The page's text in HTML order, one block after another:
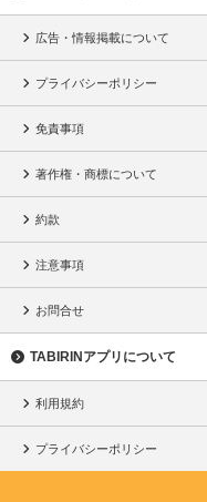
広告・情報掲載について
プライバシーポリシー
免責事項
著作権・商標について
約款
注意事項
お問合せ
TABIRINアプリについて
利用規約
プライバシーポリシー